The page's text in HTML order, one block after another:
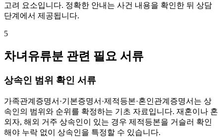
고려 요소입니다. 정확한 안내는 사건 내용을 확인한 뒤 상담
단계에서 제공됩니다.
5
차녀유류분 관련 필요 서류
상속인 범위 확인 서류
가족관계증명서·기본증명서·제적등본·혼인관계증명서는 상
속인의 범위와 순위를 확정하는 기초 자료입니다. 재혼이나 혼
외자, 해외 거주 상속인이 있는 경우 제적등본을 거슬러 확인
해야 누락 없이 상속인을 특정할 수 있습니다.